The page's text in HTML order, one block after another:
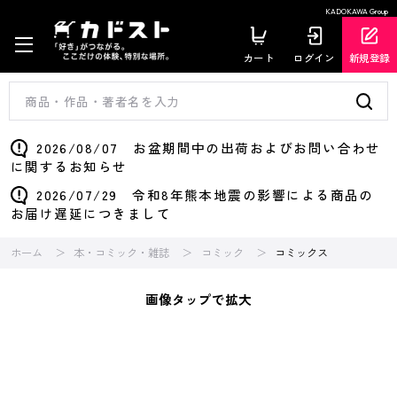
KADOKAWA Group
カート ログイン 新規登録
2026/08/07 お盆期間中の出荷およびお問い合わせ
に関するお知らせ
2026/07/29 令和8年熊本地震の影響による商品の
お届け遅延につきまして
ホーム 本・コミック・雑誌 コミック コミックス
画像タップで拡大